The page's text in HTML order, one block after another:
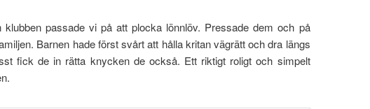
passade vi på att plocka lönnlöv. Pressade dem och på
Barnen hade först svårt att hålla kritan vägrätt och dra längs
fick de in rätta knycken de också. Ett riktigt roligt och simpelt